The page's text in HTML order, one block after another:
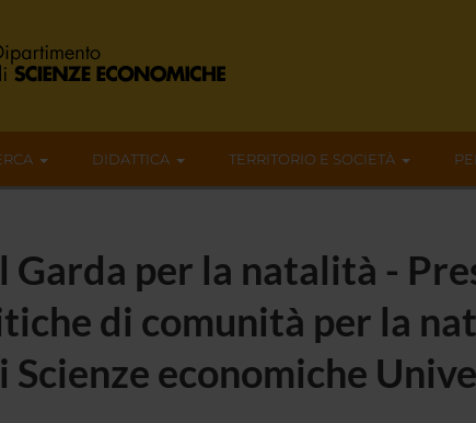
DIDATTICA TERRITORIO E SOCIETÀ
Garda per la natalità -
di comunità per la
economiche